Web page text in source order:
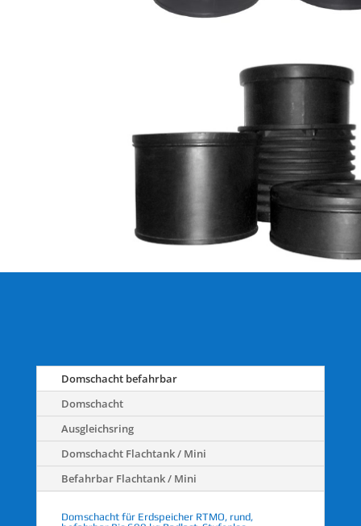
Domschacht befahrbar
Domschacht
Ausgleichsring
Domschacht Flachtank / Mini
Befahrbar Flachtank / Mini
Domschacht für Erdspeicher RTMO, rund,